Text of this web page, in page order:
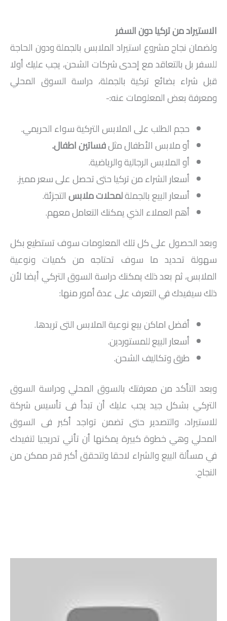
الاستيراد من تركيا دون السفر
ولضمان نجاح مشروع استيراد الملابس بالجملة ودون الحاجة
للسفر بل بالتعاقد مع إحدى شركات الشحن، يجب عليك أولا
قبل شراء بضائع تركية بالجملة، دراسة السوق المحلي
ومعرفة بعض المعلومات عنه:-
حجم الطلب على الملابس التركية سواء الحريمي.
أو ملابس الأطفال مثلفساتين اطفال.
أو الملابس الرجالية والرياضية.
أسعار الشراء من تركيا حتى تحصل على سعر مميز.
أسعار البيع بالجملةلمحلات ملابسالتجزئة.
أهم العملاء الذي يمكنك التعامل معهم.
وبعد الحصول على كل تلك المعلومات سوف تستطيع بكل
سهولة تحديد ما سوف تحتاجه من كميات ونوعية
الملابس، ثم بعد ذلك يمكنك دراسة السوق التركي أيضا لأن
ذلك سيفيدك في التعرف على عدة أمور منها:
أفضل اماكن بيع نوعية الملابس التى تريدها.
أسعار البيع للمستوردين.
طرق وتكاليف الشحن.
وبعد التأكد من معرفتك بالسوق المحلي ودراسة السوق
التركي بشكل جيد يجب عليك أن تبدأ فى تأسيس شركة
للاستيراد، والتصدير حتى تضمن تواجد أكبر فى السوق
المحلي وهي خطوة كبيرة يمكنها أن تأتي تدريجيا لتفيدك
في مسألة البيع والشراء لاحقا ولتحقق أكبر قدر ممكن من
النجاح.